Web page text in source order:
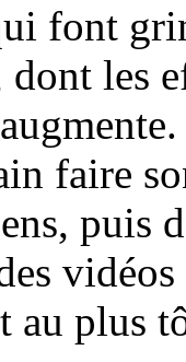
font
dont les
faire
puis
au plus